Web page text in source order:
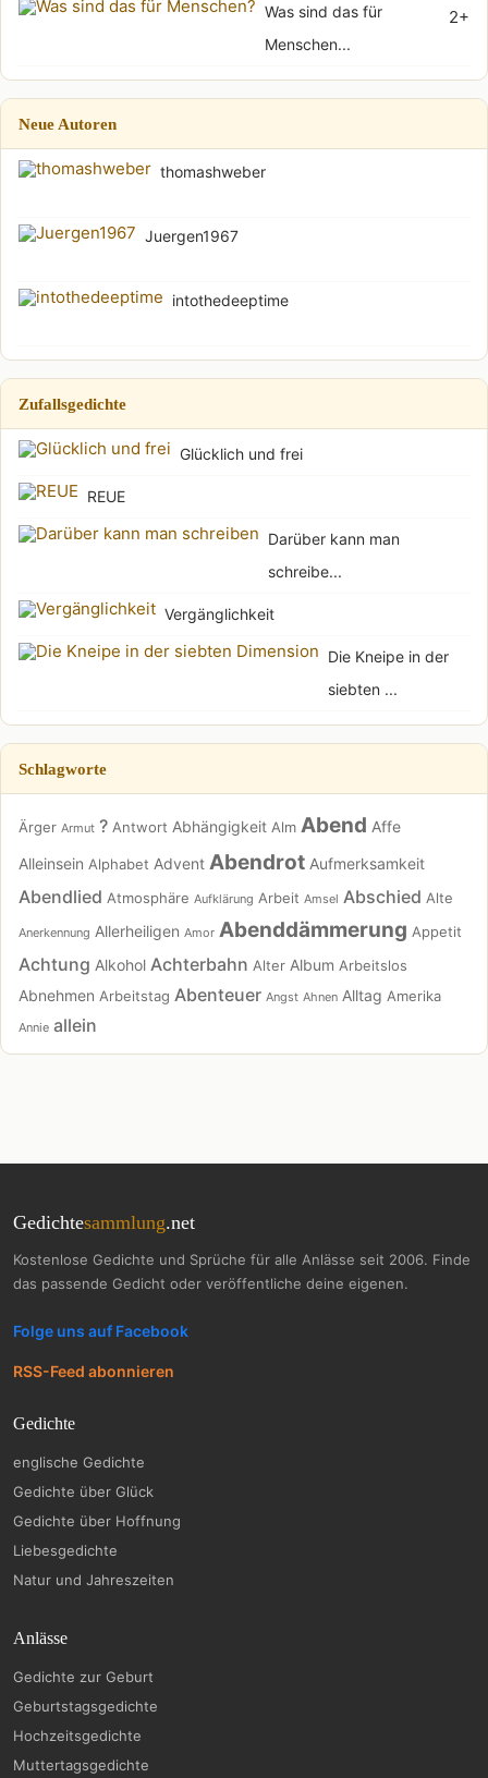
2+
Was sind das für
Menschen...
Neue Autoren
thomashweber
Juergen1967
intothedeeptime
Zufallsgedichte
Glücklich und frei
REUE
Darüber kann man
schreibe...
Vergänglichkeit
Die Kneipe in der
siebten ...
Schlagworte
Ärger Armut ? Antwort Abhängigkeit Alm Abend Affe
Alleinsein Alphabet Advent Abendrot Aufmerksamkeit
Abendlied Atmosphäre Aufklärung Arbeit Amsel Abschied Alte
Anerkennung Allerheiligen Amor Abenddämmerung Appetit
Achtung Alkohol Achterbahn Alter Album Arbeitslos
Abnehmen Arbeitstag Abenteuer Angst Ahnen Alltag Amerika
Annie allein
Gedichtesammlung.net
Kostenlose Gedichte und Sprüche für alle Anlässe seit 2006. Finde
das passende Gedicht oder veröffentliche deine eigenen.
Folge uns auf Facebook
RSS-Feed abonnieren
Gedichte
englische Gedichte
Gedichte über Glück
Gedichte über Hoffnung
Liebesgedichte
Natur und Jahreszeiten
Anlässe
Gedichte zur Geburt
Geburtstagsgedichte
Hochzeitsgedichte
Muttertagsgedichte